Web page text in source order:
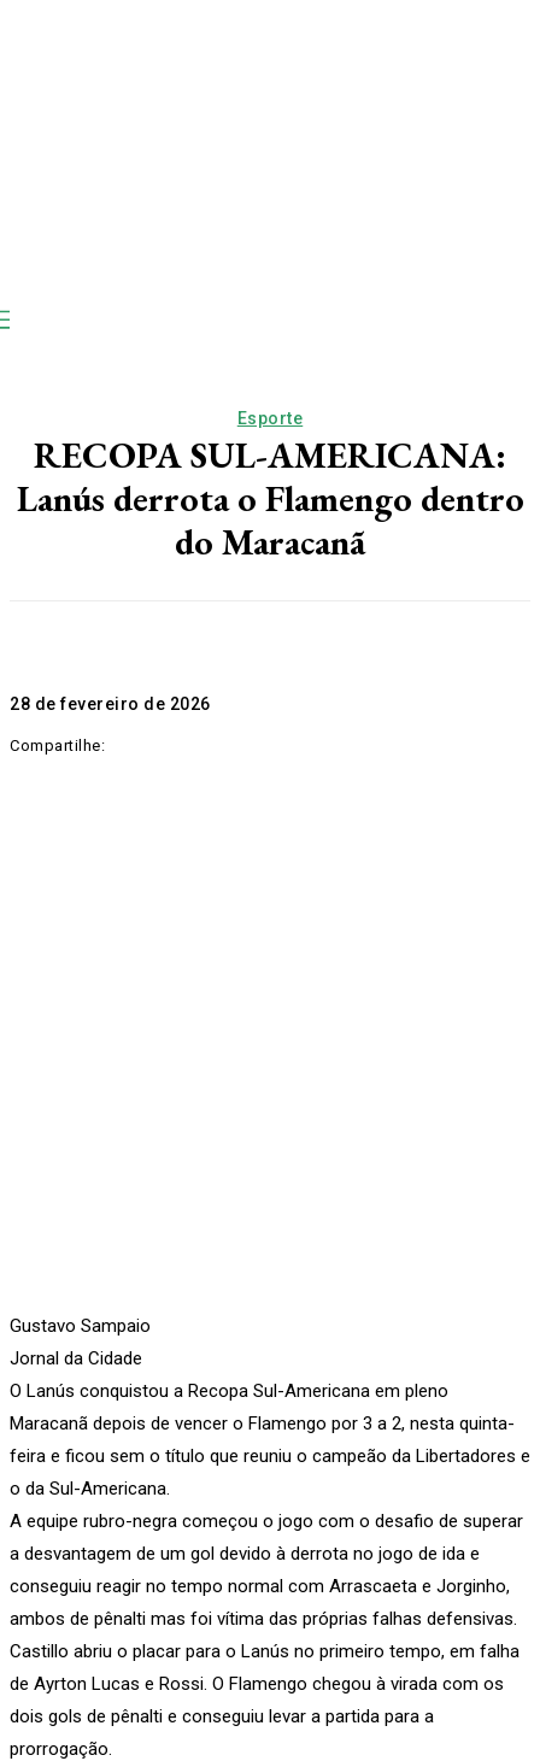
Esporte
RECOPA SUL-AMERICANA:
Lanús derrota o Flamengo dentro
do Maracanã
28 de fevereiro de 2026
Compartilhe:
Gustavo Sampaio
Jornal da Cidade
O Lanús conquistou a Recopa Sul-Americana em pleno
Maracanã depois de vencer o Flamengo por 3 a 2, nesta quinta-
feira e ficou sem o título que reuniu o campeão da Libertadores e
o da Sul-Americana.
A equipe rubro-negra começou o jogo com o desafio de superar
a desvantagem de um gol devido à derrota no jogo de ida e
conseguiu reagir no tempo normal com Arrascaeta e Jorginho,
ambos de pênalti mas foi vítima das próprias falhas defensivas.
Castillo abriu o placar para o Lanús no primeiro tempo, em falha
de Ayrton Lucas e Rossi. O Flamengo chegou à virada com os
dois gols de pênalti e conseguiu levar a partida para a
prorrogação.